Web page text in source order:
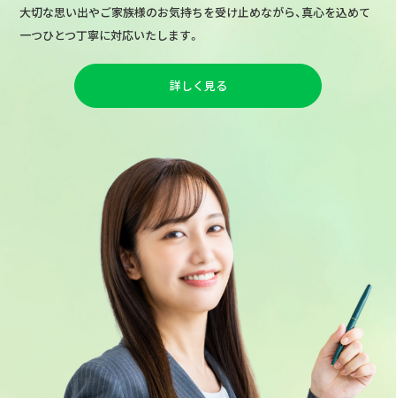
大切な思い出やご家族様のお気持ちを受け止めながら、真心を込めて
一つひとつ丁寧に対応いたします。
詳しく見る